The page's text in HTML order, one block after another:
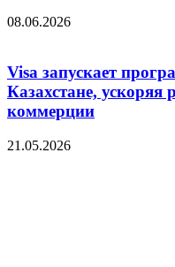
08.06.2026
Visa запускает
Казахстане, ускоряя
коммерции
21.05.2026